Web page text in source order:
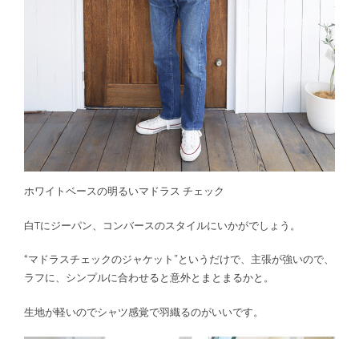
ホワイトベースの明るいマドラス チェック
白Tにジーパン、コンバースのスタイルにいかがでしょう。
“マドラスチェックのジャケット”というだけで、主張が強いので、
ラフに、シンプルに合わせると意外とまとまるかと。
生地が軽いのでシャツ感覚で羽織るのがいいです。